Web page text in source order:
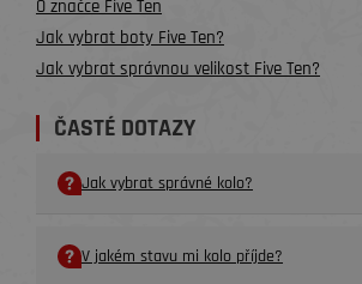
O značce Five Ten
Jak vybrat boty Five Ten?
Jak vybrat správnou velikost Five Ten?
ČASTÉ DOTAZY
Jak vybrat správné kolo?
V jakém stavu mi kolo příjde?